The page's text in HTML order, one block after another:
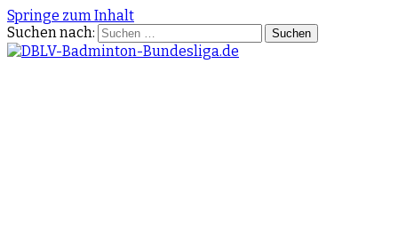
Springe zum Inhalt
Suchen nach: